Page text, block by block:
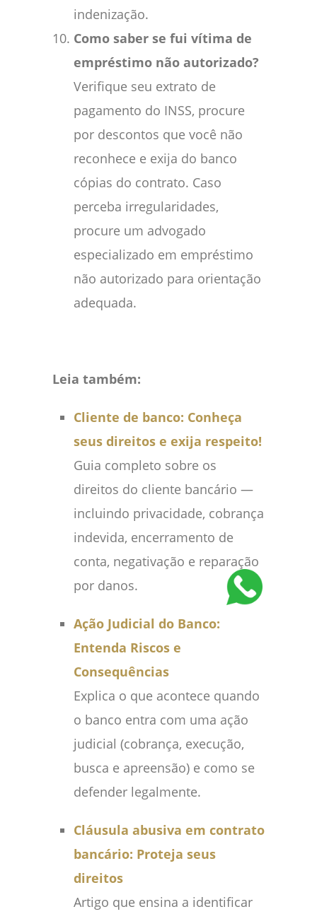
indenização.
Como saber se fui vítima de
empréstimo não autorizado?
Verifique seu extrato de
pagamento do INSS, procure
por descontos que você não
reconhece e exija do banco
cópias do contrato. Caso
perceba irregularidades,
procure um advogado
especializado em empréstimo
não autorizado para orientação
adequada.
Leia também:
Cliente de banco: Conheça
seus direitos e exija respeito!
Guia completo sobre os
direitos do cliente bancário —
incluindo privacidade, cobrança
indevida, encerramento de
conta, negativação e reparação
por danos.
Ação Judicial do Banco:
Entenda Riscos e
Consequências
Explica o que acontece quando
o banco entra com uma ação
judicial (cobrança, execução,
busca e apreensão) e como se
defender legalmente.
Cláusula abusiva em contrato
bancário: Proteja seus
direitos
Artigo que ensina a identificar